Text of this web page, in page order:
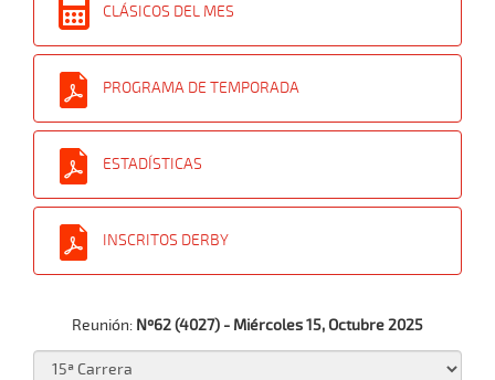
CLÁSICOS DEL MES
PROGRAMA DE TEMPORADA
ESTADÍSTICAS
INSCRITOS DERBY
Reunión: Nº62 (4027) - Miércoles 15, Octubre 2025